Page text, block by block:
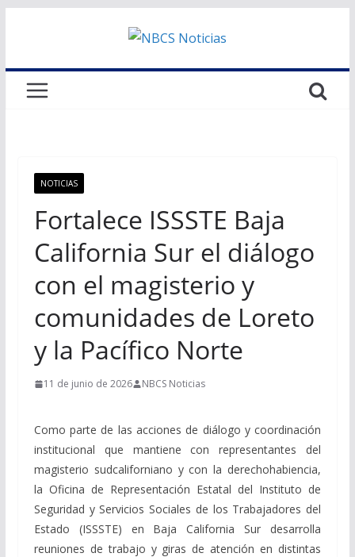
NOTICIAS
Fortalece ISSSTE Baja
California Sur el diálogo
con el magisterio y
comunidades de Loreto
y la Pacífico Norte
11 de junio de 2026 NBCS Noticias
Como parte de las acciones de diálogo y coordinación
institucional que mantiene con representantes del
magisterio sudcaliforniano y con la derechohabiencia,
la Oficina de Representación Estatal del Instituto de
Seguridad y Servicios Sociales de los Trabajadores del
Estado (ISSSTE) en Baja California Sur desarrolla
reuniones de trabajo y giras de atención en distintas